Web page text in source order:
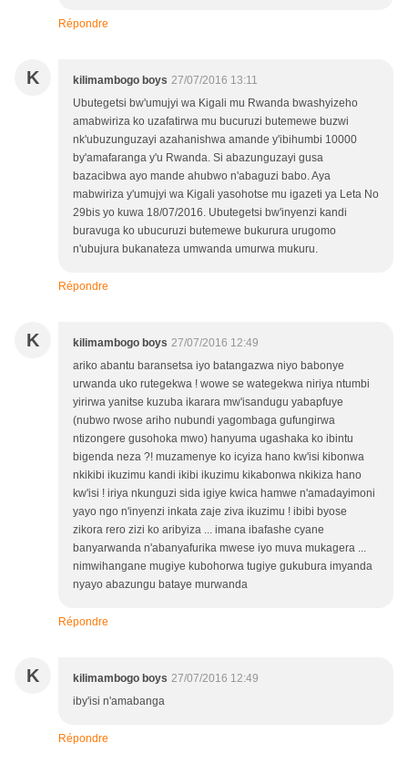
Répondre
K kilimambogo boys 27/07/2016 13:11
Ubutegetsi bw'umujyi wa Kigali mu Rwanda bwashyizeho
amabwiriza ko uzafatirwa mu bucuruzi butemewe buzwi
nk'ubuzunguzayi azahanishwa amande y'ibihumbi 10000
by'amafaranga y'u Rwanda. Si abazunguzayi gusa
bazacibwa ayo mande ahubwo n'abaguzi babo. Aya
mabwiriza y'umujyi wa Kigali yasohotse mu igazeti ya Leta No
29bis yo kuwa 18/07/2016. Ubutegetsi bw'inyenzi kandi
buravuga ko ubucuruzi butemewe bukurura urugomo
n'ubujura bukanateza umwanda umurwa mukuru.
Répondre
K kilimambogo boys 27/07/2016 12:49
ariko abantu baransetsa iyo batangazwa niyo babonye
urwanda uko rutegekwa ! wowe se wategekwa niriya ntumbi
yirirwa yanitse kuzuba ikarara mw'isandugu yabapfuye
(nubwo rwose ariho nubundi yagombaga gufungirwa
ntizongere gusohoka mwo) hanyuma ugashaka ko ibintu
bigenda neza ?! muzamenye ko icyiza hano kw'isi kibonwa
nkikibi ikuzimu kandi ikibi ikuzimu kikabonwa nkikiza hano
kw'isi ! iriya nkunguzi sida igiye kwica hamwe n'amadayimoni
yayo ngo n'inyenzi inkata zaje ziva ikuzimu ! ibibi byose
zikora rero zizi ko aribyiza ... imana ibafashe cyane
banyarwanda n'abanyafurika mwese iyo muva mukagera ...
nimwihangane mugiye kubohorwa tugiye gukubura imyanda
nyayo abazungu bataye murwanda
Répondre
K kilimambogo boys 27/07/2016 12:49
iby'isi n'amabanga
Répondre